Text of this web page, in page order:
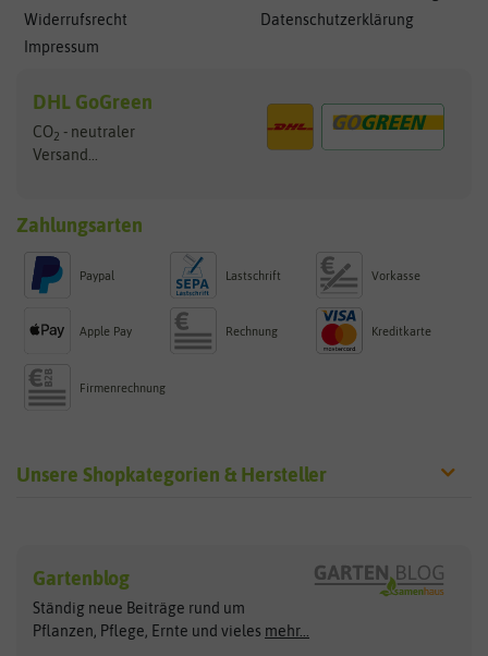
Widerrufsrecht
Impressum
Datenschutzerklärung
DHL GoGreen
CO2 - neutraler
Versand...
Zahlungsarten
Paypal Lastschrift Vorkasse
Apple Pay Rechnung Kreditkarte
Firmenrechnung
Unsere Shopkategorien & Hersteller
Exotische Samen
Gemüsesamen
Gründünger
Arche Noah
ASB Greenworld
Clever Pots
COMPO
Gartenblog
Ständig neue Beiträge rund um
Pflanzen, Pflege, Ernte und vieles mehr...